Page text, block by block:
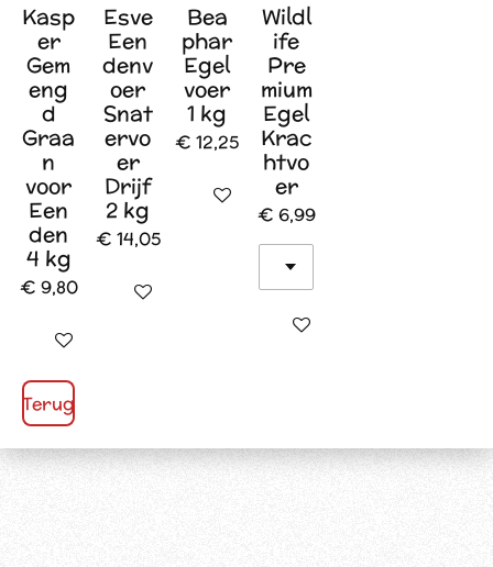
Kasp
er
Gem
eng
d
Graa
n
voor
Een
den
4 kg
€ 9,80
In winkelwagen
Esve
Een
denv
oer
Snat
ervo
er
Drijf
2 kg
€ 14,05
In winkelwagen
Bea
phar
Egel
voer
1 kg
€ 12,25
In winkelwagen
Wildl
ife
Pre
mium
Egel
Krac
htvo
er
€ 6,99
In winkelwagen
Terug